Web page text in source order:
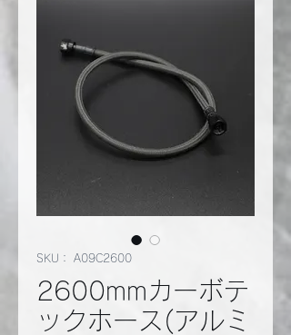
SKU： A09C2600
2600mmカーボテ
ックホース(アルミ